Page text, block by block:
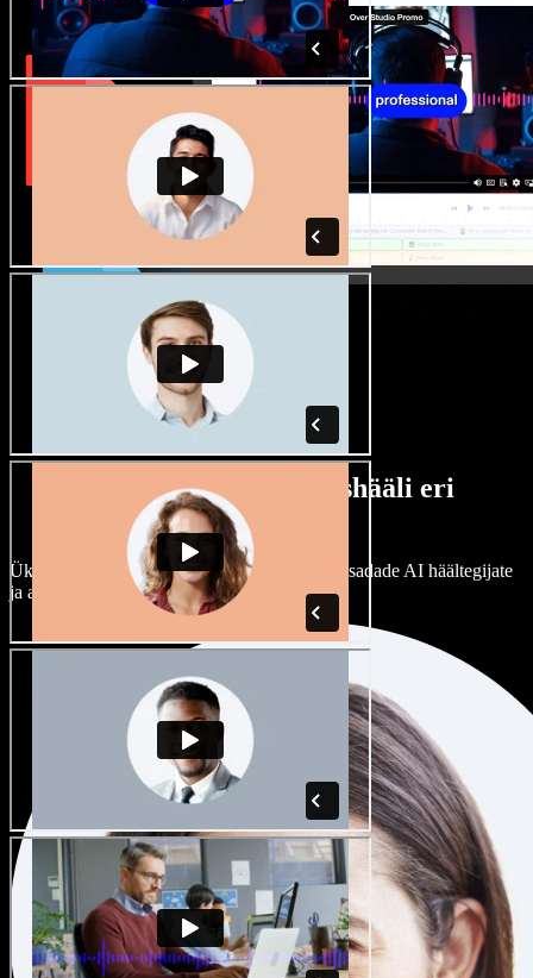
Lai valik mees- ja naishääli eri
aktsentidega
Ükski projekt ei pea kõlama ühtemoodi. Vali sadade AI häältegijate
ja aktsentide hulgast ning kohanda neid.